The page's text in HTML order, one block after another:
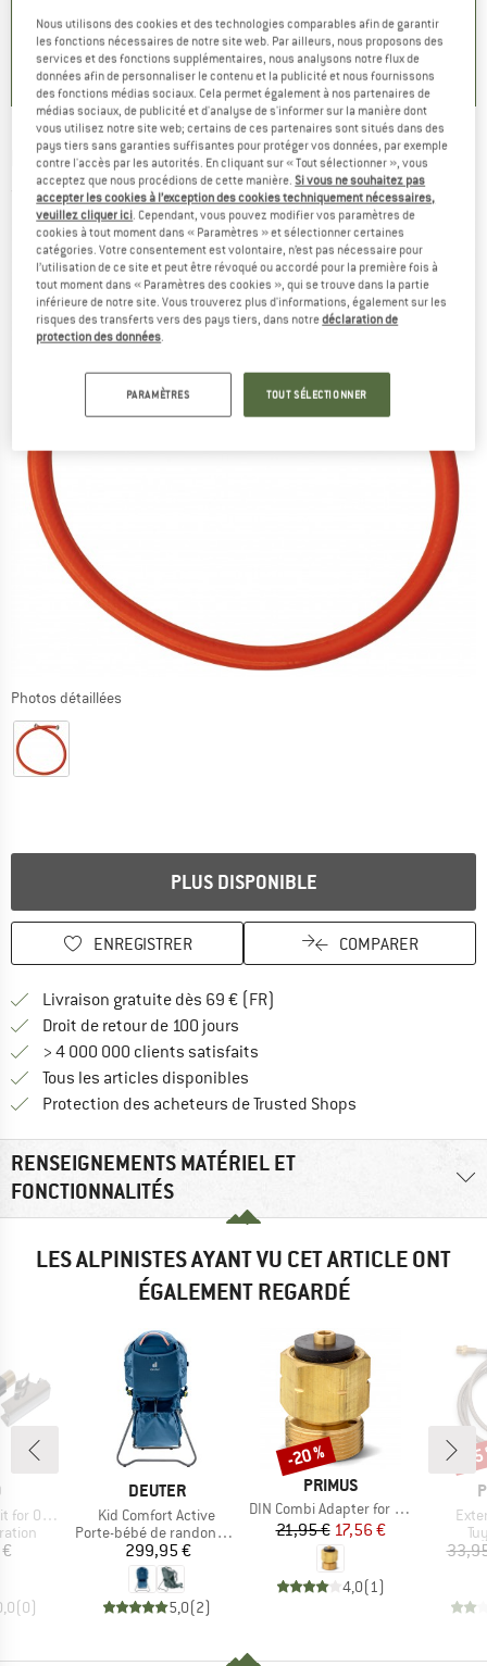
) 5,0(2)
4,9( 23)
PRIMUS -Hose (1/4'' Connector)
(0)
Photos détaillées
PLUS DISPONIBLE
ENREGISTRER COMPARER
Livraison gratuite dès 69 € (FR)
Droit de retour de 100 jours
> 4 000 000 clients satisfaits
Tous les articles disponibles
Protection des acheteurs de Trusted Shops
RENSEIGNEMENTS MATÉRIEL ET
FONCTIONNALITÉS
LES ALPINISTES AYANT VU CET ARTICLE ONT
ÉGALEMENT REGARDÉ
1NVE
(0)
MARQUE
DEUTER
Article
Kid Comfort Active
Product group
Porte-bébé de randonnée
Prix
299,95 €
5,0(2)
MARQUE
PRIMUS
Article
DIN Combi Adapter for Tupike & Kinjia
Prix
21,95 €Prix réduit
17,56 €
4,0(1 )
Remise
-20 % -
Nous utilisons des cookies et des technologies comparables afin de garantir
les fonctions nécessaires de notre site web. Par ailleurs, nous proposons des
services et des fonctions supplémentaires, nous analysons notre flux de
données afin de personnaliser le contenu et la publicité et nous fournissons
des fonctions médias sociaux. Cela permet également à nos partenaires de
médias sociaux, de publicité et d'analyse de s'informer sur la manière dont
vous utilisez notre site web; certains de ces partenaires sont situés dans des
pays tiers sans garanties suffisantes pour protéger vos données, par exemple
contre l'accès par les autorités. En cliquant sur « Tout sélectionner », vous
acceptez que nous procédions de cette manière.Si vous ne souhaitez pas
accepter les cookies à l’exception des cookies techniquement nécessaires,
veuillez cliquer ici. Cependant, vous pouvez modifier vos paramètres de
cookies à tout moment dans « Paramètres » et sélectionner certaines
catégories. Votre consentement est volontaire, n’est pas nécessaire pour
l’utilisation de ce site et peut être révoqué ou accordé pour la première fois à
tout moment dans « Paramètres des cookies », qui se trouve dans la partie
inférieure de notre site. Vous trouverez plus d'informations, également sur les
risques des transferts vers des pays tiers, dans notredéclaration de
protection des données.
PARAMÈTRES TOUT SÉLECTIONNER